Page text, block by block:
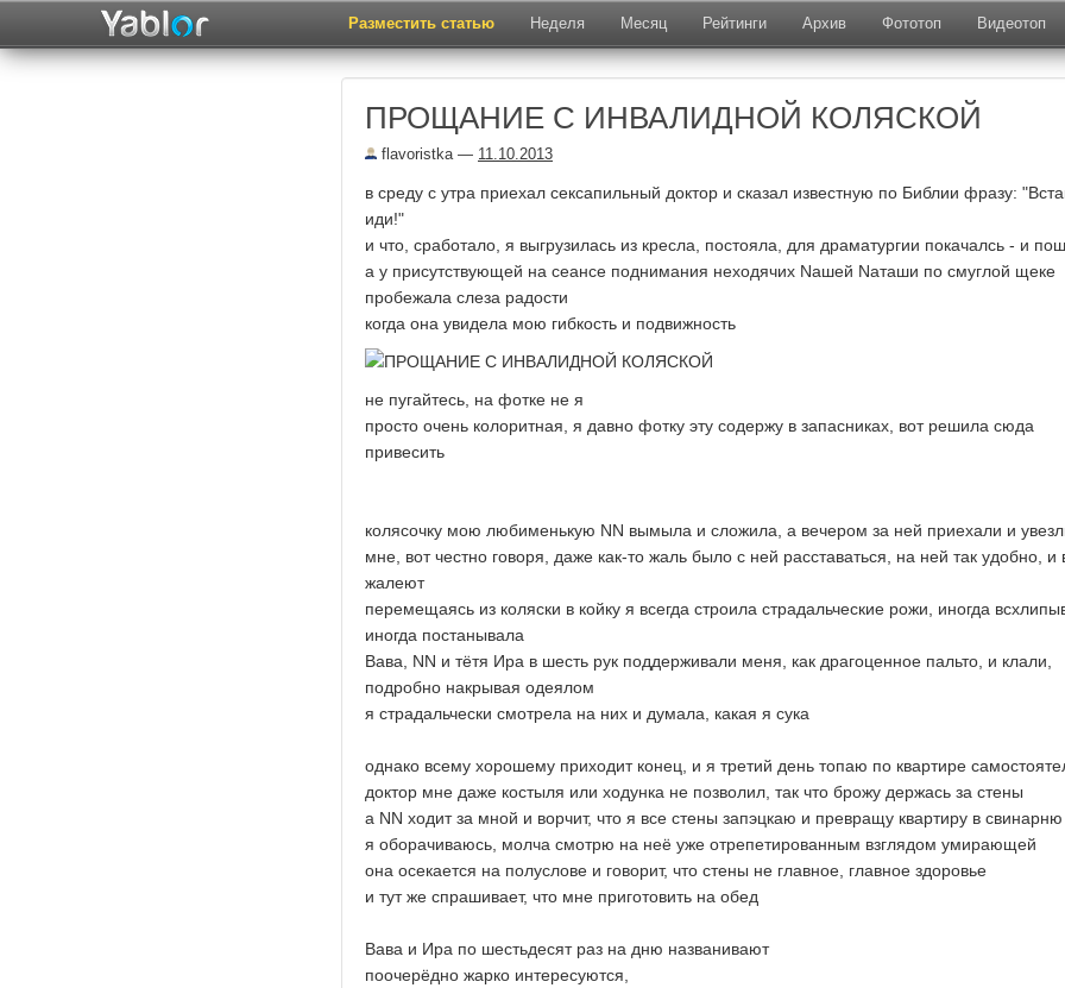
Разместить статью Неделя Месяц Рейтинги Архив Фототоп Видеотоп
ПРОЩАНИЕ С ИНВАЛИДНОЙ КОЛЯСКОЙ
flavoristka— 11.10.2013
в среду с утра приехал сексапильный доктор и сказал известную по Библии фразу:
иди!"
и что, сработало, я выгрузилась из кресла, постояла, для драматургии покачалсь - и
а у присутствующей на сеансе поднимания неходячих Nашей Nаташи по смуглой щеке
пробежала слеза радости
когда она увидела мою гибкость и подвижность
не пугайтесь, на фотке не я
просто очень колоритная, я давно фотку эту содержу в запасниках, вот решила сюда
привесить
колясочку мою любименькую NN вымыла и сложила, а вечером за ней приехали и
мне, вот честно говоря, даже как-то жаль было с ней расставаться, на ней так удобно, и
жалеют
перемещаясь из коляски в койку я всегда строила страдальческие рожи, иногда
иногда постанывала
Вава, NN и тётя Ира в шесть рук поддерживали меня, как драгоценное пальто, и клали,
подробно накрывая одеялом
я страдальчески смотрела на них и думала, какая я сука
однако всему хорошему приходит конец, и я третий день топаю по квартире
доктор мне даже костыля или ходунка не позволил, так что брожу держась за стены
а NN ходит за мной и ворчит, что я все стены запэцкаю и превращу квартиру в свинарню
я оборачиваюсь, молча смотрю на неё уже отрепетированным взглядом умирающей
она осекается на полуслове и говорит, что стены не главное, главное здоровье
и тут же спрашивает, что мне приготовить на обед
Вава и Ира по шестьдесят раз на дню названивают
поочерёдно жарко интересуются,